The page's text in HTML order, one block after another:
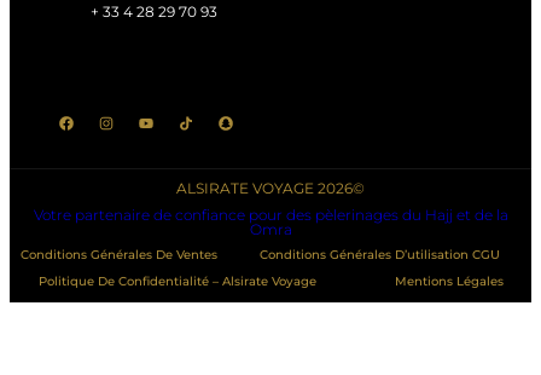
+ 33 4 28 29 70 93
ALSIRATE VOYAGE 2026©
Votre partenaire de confiance pour des pèlerinages du Hajj et de la
Omra
Conditions Générales De Ventes
Conditions Générales D’utilisation CGU
Politique De Confidentialité – Alsirate Voyage
Mentions Légales